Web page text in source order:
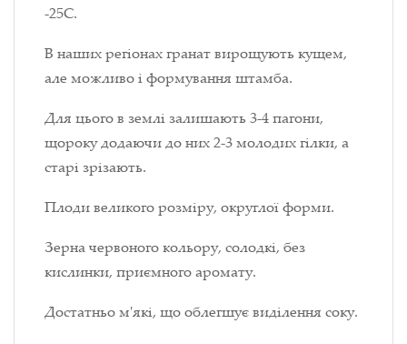
-25С.
В наших регіонах гранат вирощують кущем,
але можливо і формування штамба.
Для цього в землі залишають 3-4 пагони,
щороку додаючи до них 2-3 молодих гілки, а
старі зрізають.
Плоди великого розміру, округлої форми.
Зерна червоного кольору, солодкі, без
кислинки, приємного аромату.
Достатньо м'які, що облегшує виділення соку.